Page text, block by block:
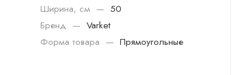
Ширина, см — 50
Бренд — Varket
Форма товара — Прямоугольные